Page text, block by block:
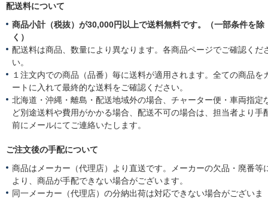
配送料について
商品小計（税抜）が30,000円以上で送料無料です。（一部条件を除
く）
配送料は商品、数量により異なります。各商品ページでご確認くだ
い。
１注文内での商品（品番）毎に送料が適用されます。全ての商品を
ートに入れて最終的な送料をご確認ください。
北海道・沖縄・離島・配送地域外の場合、チャーター便・車両指定
ど別途送料や費用がかかる場合、配送不可の場合は、担当者より手
前にメールにてご連絡いたします。
ご注文後の手配について
商品はメーカー（代理店）より直送です。メーカーの欠品・廃番等
より、商品が手配できない場合がございます。
同一メーカー（代理店）の分納出荷は対応できない場合がございま